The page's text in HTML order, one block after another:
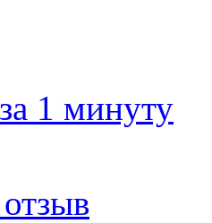
1 минуту